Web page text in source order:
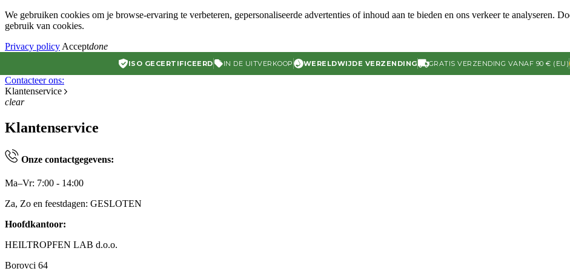
We gebruiken cookies om je browse-ervaring te verbeteren, gepersonaliseerde advertenties of inhoud aan te bieden en ons verkeer te analyseren.
gebruik van cookies.
Privacy policy Acceptdone
ISO GECERTIFICEERD IN DE UITVERKOOP WERELDWIJDE VERZENDING GRATIS VERZENDING VANAF 90 € (EU)
Contacteer ons:
Klantenservice
clear
Klantenservice
Onze contactgegevens:
Ma–Vr: 7:00 - 14:00
Za, Zo en feestdagen: GESLOTEN
Hoofdkantoor:
HEILTROPFEN LAB d.o.o.
Borovci 64